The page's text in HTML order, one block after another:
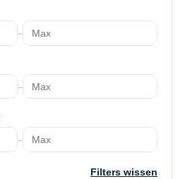
–
–
–
Filters wissen